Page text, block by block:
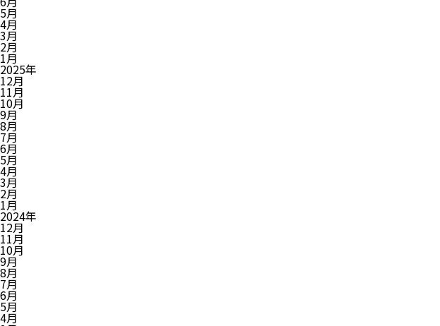
5月
4月
3月
2月
1月
2025年
12月
11月
10月
9月
8月
7月
6月
5月
4月
3月
2月
1月
2024年
12月
11月
10月
9月
8月
7月
6月
5月
4月